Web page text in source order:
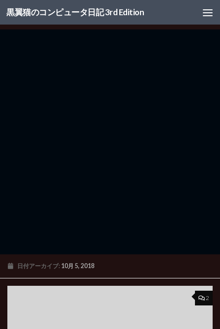
コンテンツへスキップ
黒翼猫のコンピュータ日記 3rd Edition
日付アーカイブ: 10月 5, 2018
2